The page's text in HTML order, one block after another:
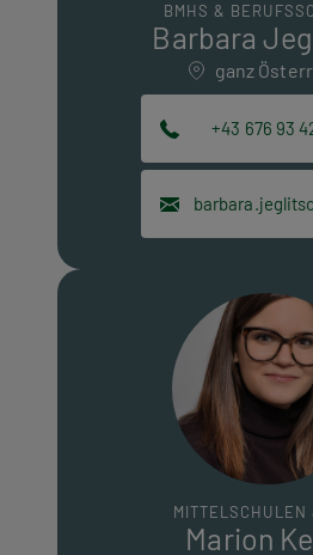
BMHS &
Barbara
ganz
+43 676 93
MITTELSCHULEN
Marion